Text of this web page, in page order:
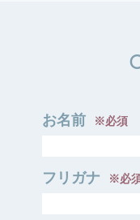
お名前 ※必須
フリガナ ※必